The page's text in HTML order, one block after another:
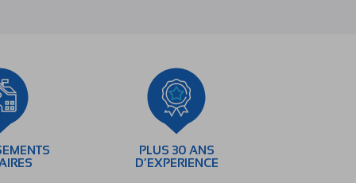
PLUS 30 ANS
D’EXPERIENCE